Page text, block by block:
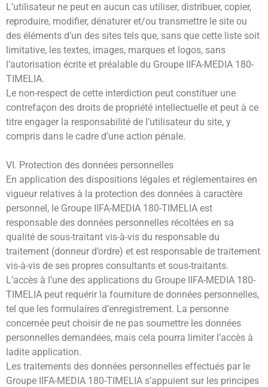
L’utilisateur ne peut en aucun cas utiliser, distribuer, copier,
reproduire, modifier, dénaturer et/ou transmettre le site ou
des éléments d’un des sites tels que, sans que cette liste soit
limitative, les textes, images, marques et logos, sans
l’autorisation écrite et préalable du Groupe IIFA-MEDIA 180-
TIMELIA.
Le non-respect de cette interdiction peut constituer une
contrefaçon des droits de propriété intellectuelle et peut à ce
titre engager la responsabilité de l’utilisateur du site, y
compris dans le cadre d’une action pénale.
VI. Protection des données personnelles
En application des dispositions légales et réglementaires en
vigueur relatives à la protection des données à caractère
personnel, le Groupe IIFA-MEDIA 180-TIMELIA est
responsable des données personnelles récoltées en sa
qualité de sous-traitant vis-à-vis du responsable du
traitement (donneur d’ordre) et est responsable de traitement
vis-à-vis de ses propres consultants et sous-traitants.
L’accès à l’une des applications du Groupe IIFA-MEDIA 180-
TIMELIA peut requérir la fourniture de données personnelles,
tel que les formulaires d’enregistrement. La personne
concernée peut choisir de ne pas soumettre les données
personnelles demandées, mais cela pourra limiter l’accès à
ladite application.
Les traitements des données personnelles effectués par le
Groupe IIFA-MEDIA 180-TIMELIA s’appuient sur les principes